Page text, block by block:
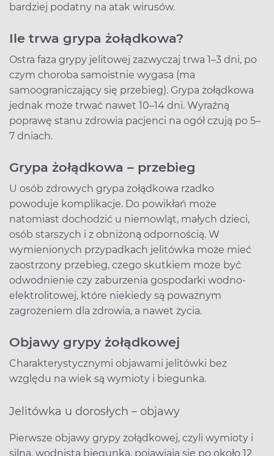
bardziej podatny na atak wirusów.
Ile trwa grypa żołądkowa?
Ostra faza grypy jelitowej zazwyczaj trwa 1–3 dni, po
czym choroba samoistnie wygasa (ma
samoograniczający się przebieg). Grypa żołądkowa
jednak może trwać nawet 10–14 dni. Wyraźną
poprawę stanu zdrowia pacjenci na ogół czują po 5–
7 dniach.
Grypa żołądkowa – przebieg
U osób zdrowych grypa żołądkowa rzadko
powoduje komplikacje. Do powikłań może
natomiast dochodzić u niemowląt, małych dzieci,
osób starszych i z obniżoną odpornością. W
wymienionych przypadkach jelitówka może mieć
zaostrzony przebieg, czego skutkiem może być
odwodnienie czy zaburzenia gospodarki wodno-
elektrolitowej, które niekiedy są poważnym
zagrożeniem dla zdrowia, a nawet życia.
Objawy grypy żołądkowej
Charakterystycznymi objawami jelitówki bez
względu na wiek są wymioty i biegunka.
Jelitówka u dorosłych – objawy
Pierwsze objawy grypy żołądkowej, czyli wymioty i
silna, wodnista biegunka, pojawiają się po około 12